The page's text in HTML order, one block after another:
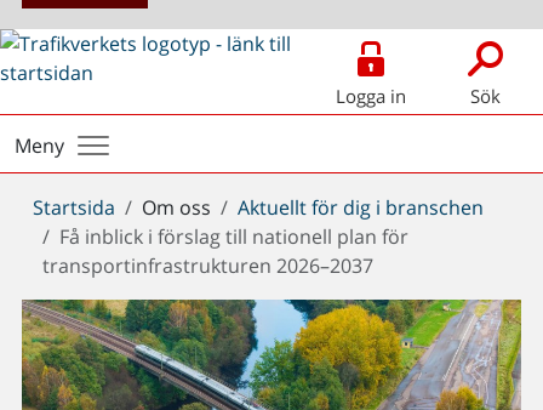
Logga in Sök
Meny
Du
är
här:
Startsida Om oss
Aktuellt för dig i branschen
Få inblick i förslag till nationell plan för
transportinfrastrukturen 2026–2037